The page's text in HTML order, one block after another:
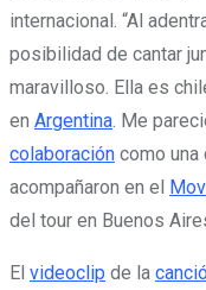
internacional. “Al
posibilidad de cantar
maravilloso. Ella es
en Argentina . Me
colaboración como
acompañaron en el
del tour en Buenos
El videoclip de la